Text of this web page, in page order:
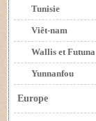
Tunisie
Viêt-nam
Wallis et Futuna
Yunnanfou
Europe